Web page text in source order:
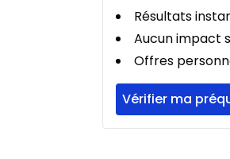
Location sur
0.00 $
Location sur
Résultats
Aucun impact
Offres
Vérifier ma